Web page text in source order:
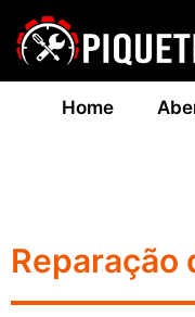
Home
Reparação